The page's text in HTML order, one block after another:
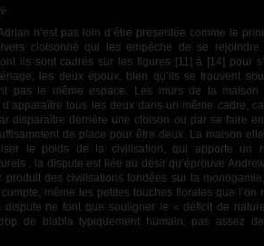
cloisonné qui les empêche de se
ils sont cadrés sur les figures [11] à [14] pour
les deux époux, bien qu’ils se trouvent
pas le même espace. Les murs de la maison
tous les deux dans un même cadre,
disparaître derrière une cloison ou par se faire
de place pour être deux. La maison
le poids de la civilisation, qui apporte un
: la dispute est liée au désir qu’éprouve
produit des civilisations fondées sur la
même les petites touches florales que l’on
dispute ne font que souligner le « déficit de
trop de blabla typiquement humain, pas assez